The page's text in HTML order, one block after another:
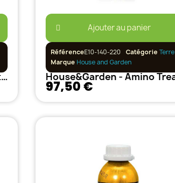
House&Garden - Amino Treatment - 500ml
Ajouter au panier
RéférenceE10-140-220 CatégorieTerre
Marque House and Garden
97,50 €